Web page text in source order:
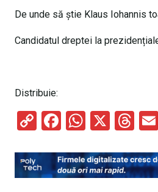
De unde să știe Klaus Iohannis
Candidatul dreptei la
Distribuie:
C
py
Li
F
ce
b
W
at
s
X
T
e
a